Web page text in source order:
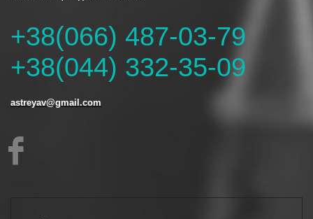
+38(066) 487-03-79
+38(044) 332-35-09
astreyav@gmail.com